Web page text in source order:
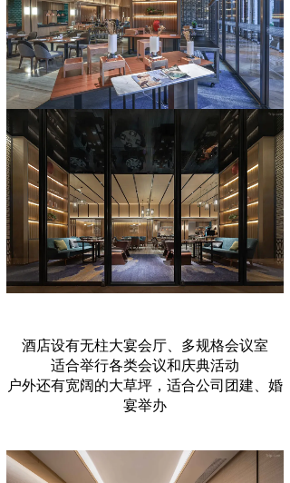
酒店设有无柱大宴会厅、多规格会议室
适合举行各类会议和庆典活动
户外还有宽阔的大草坪，适合公司团建、婚
宴举办